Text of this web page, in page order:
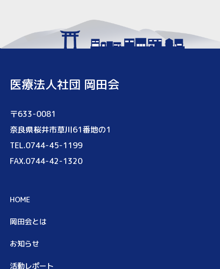
医療法人社団 岡田会
〒633-0081
奈良県桜井市草川61番地の1
TEL.0744-45-1199
FAX.0744-42-1320
HOME
岡田会とは
お知らせ
活動レポート